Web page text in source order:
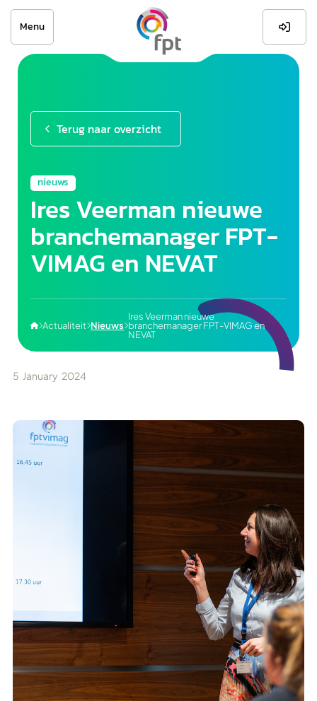
Menu 
Terug naar overzicht
nieuws
Ires Veerman nieuwe
branchemanager FPT-
VIMAG en NEVAT
Actualiteit Nieuws 
Ires Veerman nieuwe
branchemanager FPT-VIMAG en
NEVAT
5 January 2024